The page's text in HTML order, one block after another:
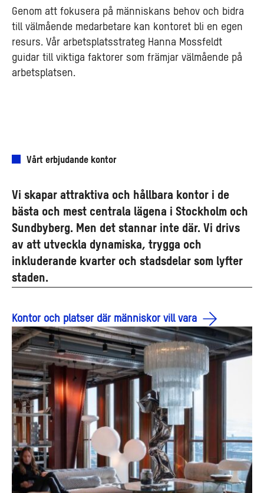
Genom att fokusera på människans behov och bidra
till välmående medarbetare kan kontoret bli en egen
resurs. Vår arbetsplatsstrateg Hanna Mossfeldt
guidar till viktiga faktorer som främjar välmående på
arbetsplatsen.
Vårt erbjudande kontor
Vi skapar attraktiva och hållbara kontor i de
bästa och mest centrala lägena i Stockholm och
Sundbyberg. Men det stannar inte där. Vi drivs
av att utveckla dynamiska, trygga och
inkluderande kvarter och stadsdelar som lyfter
staden.
Kontor och platser där människor vill vara